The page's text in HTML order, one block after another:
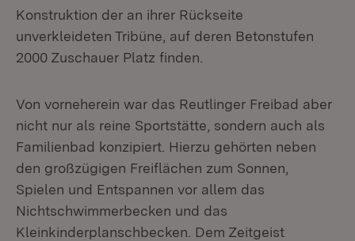
Konstruktion der an ihrer Rückseite
unverkleideten Tribüne, auf deren Betonstufen
2000 Zuschauer Platz finden.
Von vorneherein war das Reutlinger Freibad aber
nicht nur als reine Sportstätte, sondern auch als
Familienbad konzipiert. Hierzu gehörten neben
den großzügigen Freiflächen zum Sonnen,
Spielen und Entspannen vor allem das
Nichtschwimmerbecken und das
Kleinkinderplanschbecken. Dem Zeitgeist